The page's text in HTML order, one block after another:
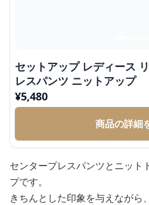
セットアップ レディース
レスパンツ ニットアップ
¥5,480
商品の詳細
センタープレスパンツとニット
プです。
きちんとした印象を与えながら